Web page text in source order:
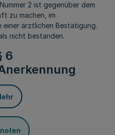
2 ist gegenüber dem
zu machen, im
ärztlichen Bestätigung.
nicht bestanden.
6